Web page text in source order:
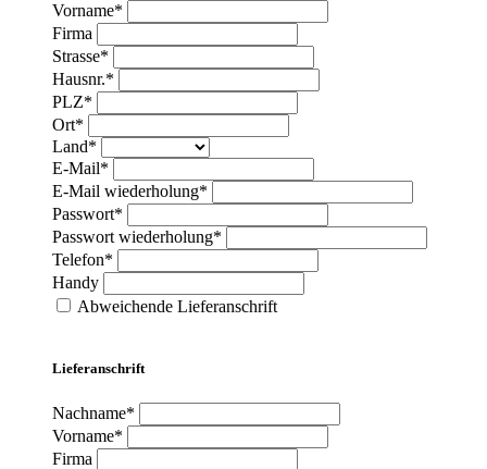
Vorname*
Firma
Strasse*
Hausnr.*
PLZ*
Ort*
Land*
E-Mail*
E-Mail wiederholung*
Passwort*
Passwort wiederholung*
Telefon*
Handy
Abweichende Lieferanschrift
Lieferanschrift
Nachname*
Vorname*
Firma